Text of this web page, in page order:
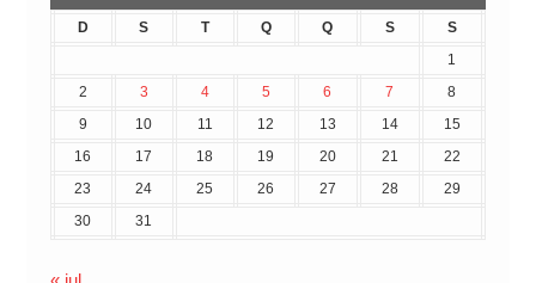
D S T Q Q S
S
1
2
3 4 5 6 7
8
9
10 11 12 13 14
15
16
17 18 19 20 21
22
23
24 25 26 27 28
29
30
31